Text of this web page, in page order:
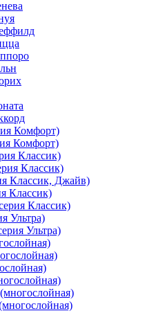
Комфорт)
Комфорт)
Классик)
Классик)
Классик, Джайв)
Классик)
Классик)
Ультра)
Ультра)